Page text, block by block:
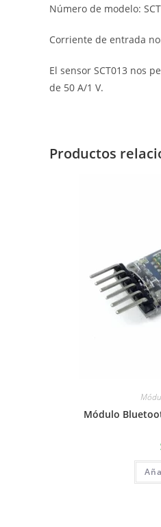
Número de modelo:
Corriente de entrada
El sensor SCT013 nos
de 50 A/1 V.
Productos
Módulo